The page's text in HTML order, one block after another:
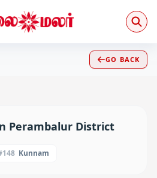
GO BACK
Perambalur District
148 Kunnam